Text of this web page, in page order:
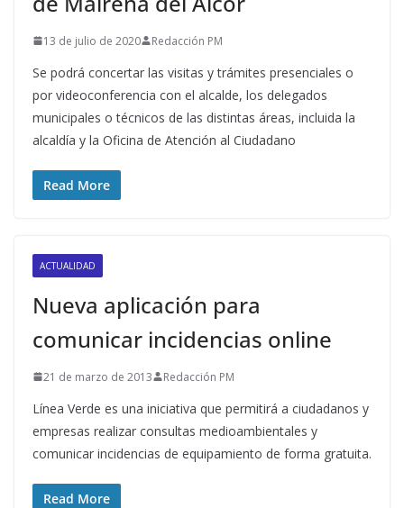
13 de julio de 2020 Redacción PM
Se podrá concertar las visitas y trámites presenciales o
por videoconferencia con el alcalde, los delegados
municipales o técnicos de las distintas áreas, incluida la
alcaldía y la Oficina de Atención al Ciudadano
Read More
ACTUALIDAD
Nueva aplicación para
comunicar incidencias online
21 de marzo de 2013 Redacción PM
Línea Verde es una iniciativa que permitirá a ciudadanos y
empresas realizar consultas medioambientales y
comunicar incidencias de equipamiento de forma gratuita.
Read More